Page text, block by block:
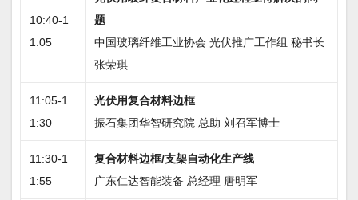
10:40-1
1:05
题
中国玻璃纤维工业协会 光伏推广工作组 秘书长
张荣琪
11:05-1
1:30
光伏用复合材料边框
振石集团华智研究院 总助 刘召军博士
11:30-1
1:55
复合材料边框/支架自动化生产线
广东仁达智能装备 总经理 唐明军